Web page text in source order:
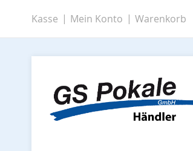
Zum
Inhalt
springen
Kasse Mein Konto Warenkorb